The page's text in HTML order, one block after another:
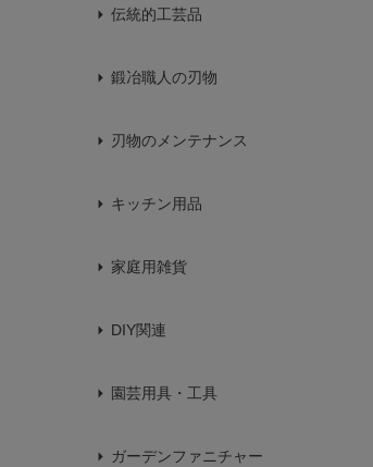
伝統的工芸品
鍛冶職人の刃物
刃物のメンテナンス
キッチン用品
家庭用雑貨
DIY関連
園芸用具・工具
ガーデンファニチャー